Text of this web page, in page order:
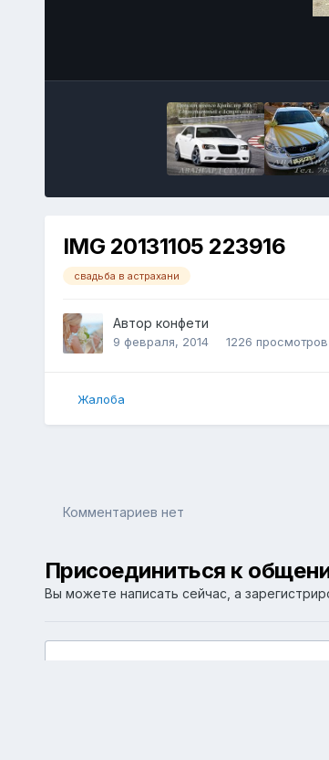
IMG 20131105 223916
свадьба в астрахани
Автор конфети
9 февраля, 2014 1226 просмотров
Жалоба
Комментариев нет
Присоединиться к
Вы можете написать сейчас, а